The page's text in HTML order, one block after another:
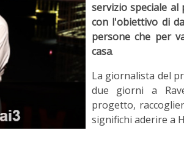
servizio speciale
con l'obiettivo di
persone che per
casa.
La giornalista del
due giorni a
progetto,
significhi aderire a